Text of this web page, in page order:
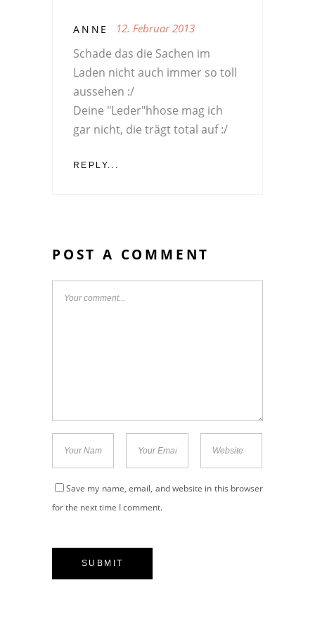
ANNE 12. Februar 2013
Schade das die Sachen im
Laden nicht auch immer so toll
aussehen :/
Deine "Leder"hhose mag ich
gar nicht, die trägt total auf :/
REPLY...
POST A COMMENT
Save my name, email, and website in this browser
for the next time I comment.